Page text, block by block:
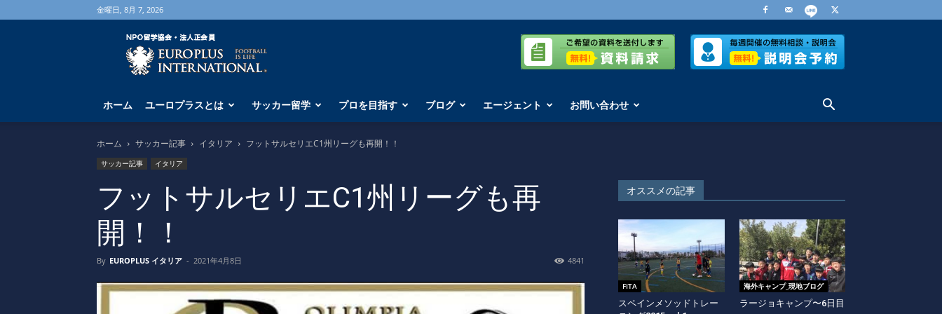
金曜日, 8月 7, 2026
海
外
サ
ー
学
ユ
ー
ロ
ス
ホーム ユーロプラスとは サッカー留学 プロを目指す ブログ エージェント お問い合わせ
ホーム サッカー記事 イタリア フットサルセリエC1州リーグも再開！！
サッカー記事 イタリア
フットサルセリエC1州リーグも再
開！！
By EUROPLUS イタリア - 2021年4月8日 4841
オススメの記事
FITA
スペインメソッドトレー
海外キャンプ_現地ブログ
ラージョキャンプ〜6日目